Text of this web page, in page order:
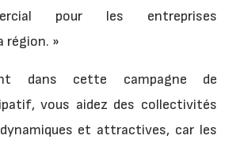
pour les entreprises
région. »
dans cette campagne de
vous aidez des collectivités
et attractives, car les